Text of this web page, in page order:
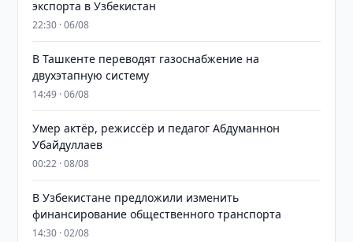
экспорта в Узбекистан
22:30 · 06/08
В Ташкенте переводят газоснабжение на
двухэтапную систему
14:49 · 06/08
Умер актёр, режиссёр и педагог Абдуманнон
Убайдуллаев
00:22 · 08/08
В Узбекистане предложили изменить
финансирование общественного транспорта
14:30 · 02/08